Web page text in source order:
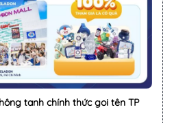
tanh chính thức goi tên TP